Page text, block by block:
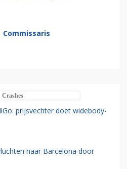
Commissaris
Crashes
prijsvechter doet widebody-
naar Barcelona door